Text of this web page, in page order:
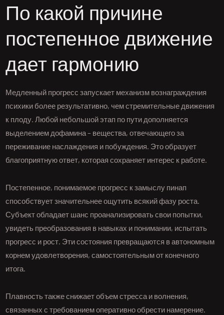
По какой причине
постепенное движение
дает гармонию
Медленный прогресс запускает механизм вознаграждения
психики более результативно, чем стремительные движения
к плоду. Любой небольшой этап по пути дополняется
выделением дофамина – вещества, отвечающего за
переживание наслаждения и побуждения. Это образует
благоприятную ответ, которая сохраняет интерес к работе.
Постепенное, понимаемое прогресс к замыслу пинап
способствует значительнее ощутить всякий фазу роста.
Субъект обладает шанс проанализировать свои попытки,
увидеть преобразования в навыках и понимании, испытать
прогресс и рост. Эти состояния превращаются в автономным
корнем удовлетворения, самостоятельным от конечного
итога.
Плавность также снижает объем стресса и волнения,
связанных с требованием оперативно обрести намерение.